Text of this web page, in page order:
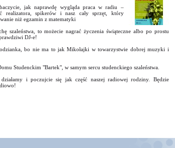
jak naprawdę wygląda praca w radiu –
realizatora, spikerów i nasz cały sprzęt, który
niż egzamin z matematyki
szaleństwa, to możecie nagrać życzenia świąteczne albo po prostu
DJ-e!
bo nie ma to jak Mikołajki w towarzystwie dobrej muzyki i
Studenckim "Bartek", w samym sercu studenckiego szaleństwa.
i poczujcie się jak część naszej radiowej rodziny. Będzie